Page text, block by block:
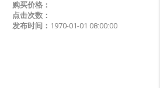
购买价格：
点击次数：
发布时间： 1970-01-01 08:00:00